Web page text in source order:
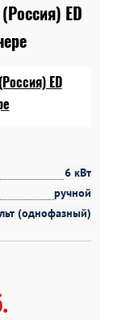
ED
6 кВт
ручной
(однофазный)
.